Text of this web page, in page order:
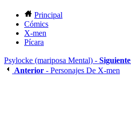
Principal
Cómics
X-men
Pícara
Psylocke (mariposa Mental) - Siguiente
Anterior - Personajes De X-men